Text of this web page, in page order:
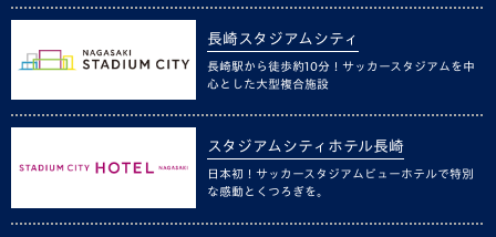
長崎スタジアムシティ
長崎駅から徒歩約10分！サッカースタジアムを中
心とした大型複合施設
スタジアムシティホテル長崎
日本初！サッカースタジアムビューホテルで特別
な感動とくつろぎを。